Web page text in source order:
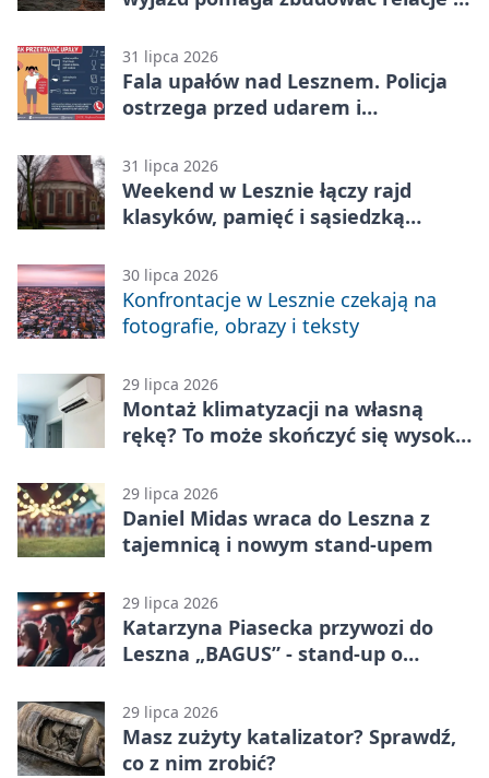
31 lipca 2026
Fala upałów nad Lesznem. Policja
ostrzega przed udarem i
31 lipca 2026
Weekend w Lesznie łączy rajd
klasyków, pamięć i sąsiedzką
30 lipca 2026
Konfrontacje w Lesznie czekają na
fotografie, obrazy i teksty
29 lipca 2026
Montaż klimatyzacji na własną
rękę? To może skończyć się wysoką
29 lipca 2026
Daniel Midas wraca do Leszna z
tajemnicą i nowym stand-upem
29 lipca 2026
Katarzyna Piasecka przywozi do
Leszna „BAGUS” - stand-up o
29 lipca 2026
Masz zużyty katalizator? Sprawdź,
co z nim zrobić?